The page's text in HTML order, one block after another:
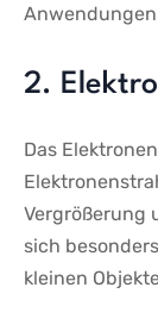
2.⁣
Das​
Vergrößerung
sich
kleinen